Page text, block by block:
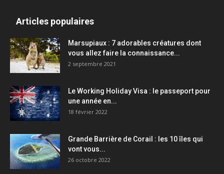
Articles populaires
Marsupiaux : 7 adorables créatures dont
vous allez faire la connaissance...
2 septembre 2021
Le Working Holiday Visa : le passeport pour
une année en...
18 février 2022
Grande Barrière de Corail : les 10 îles qui
vont vous...
26 octobre 2022